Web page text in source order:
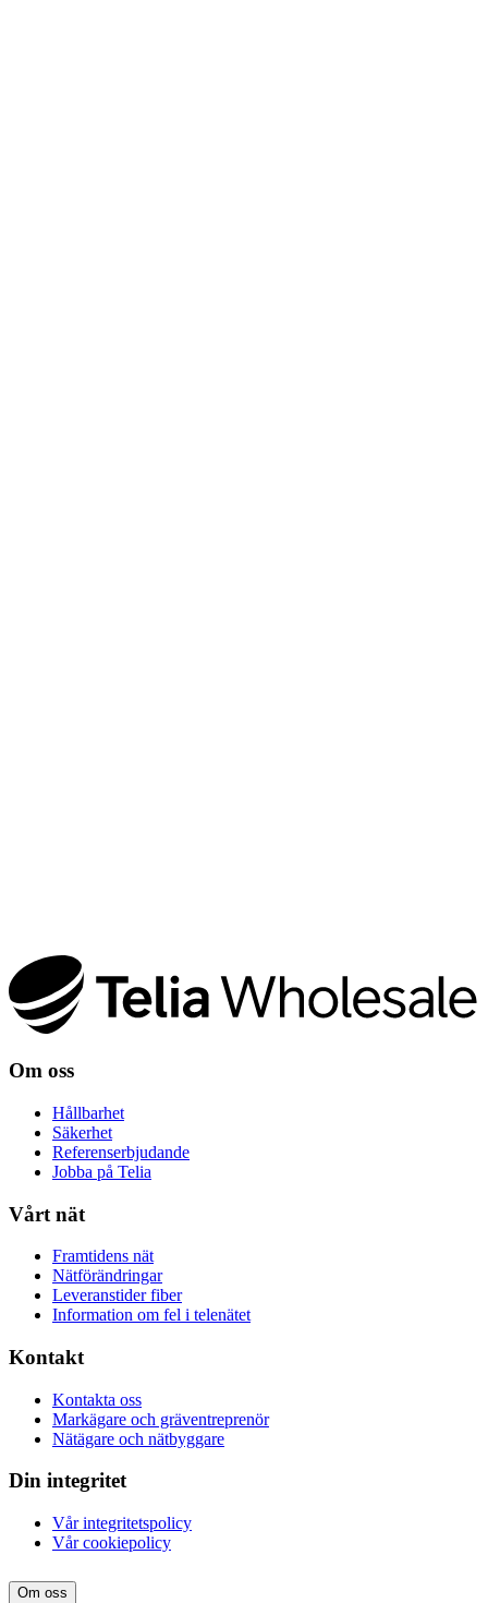
Om oss
Hållbarhet
Säkerhet
Referenserbjudande
Jobba på Telia
Vårt nät
Framtidens nät
Nätförändringar
Leveranstider fiber
Information om fel i telenätet
Kontakt
Kontakta oss
Markägare och gräventreprenör
Nätägare och nätbyggare
Din integritet
Vår integritetspolicy
Vår cookiepolicy
Om oss